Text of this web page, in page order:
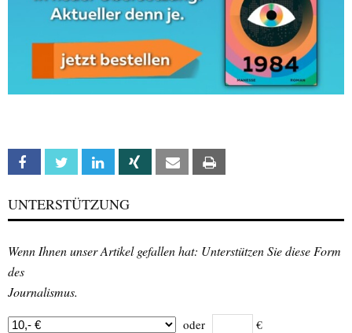
Facebook Twitter Linkedin Xing Email
UNTERSTÜTZUNG
Wenn Ihnen unser Artikel gefallen hat: Unterstützen Sie diese Form
des
Journalismus.
oder €